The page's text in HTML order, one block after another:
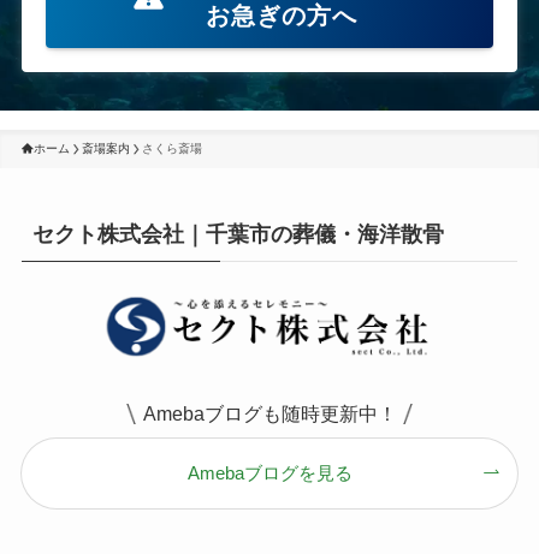
お急ぎの方へ
ホーム 斎場案内 さくら斎場
セクト株式会社｜千葉市の葬儀・海洋散骨
Amebaブログも随時更新中！
Amebaブログを見る